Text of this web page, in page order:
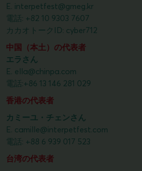
E. interpetfest@gmeg.kr
電話: +82 10 9303 7607
カカオトークID: cyber712
中国（本土）の代表者
エラさん
E. ella@chinpa.com
電話:+86 13 146 281 029
香港の代表者
カミーユ・チェンさん
E. camille@interpetfest.com
電話: +88 6 939 017 523
台湾の代表者